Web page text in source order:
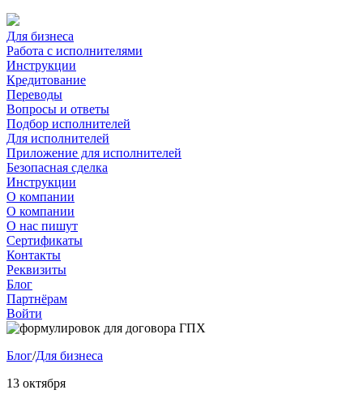
Для бизнеса
Работа с исполнителями
Инструкции
Кредитование
Переводы
Вопросы и ответы
Подбор исполнителей
Для исполнителей
Приложение для исполнителей
Безопасная сделка
Инструкции
О компании
О компании
О нас пишут
Сертификаты
Контакты
Реквизиты
Блог
Партнёрам
Войти
Блог/Для бизнеса
13 октября